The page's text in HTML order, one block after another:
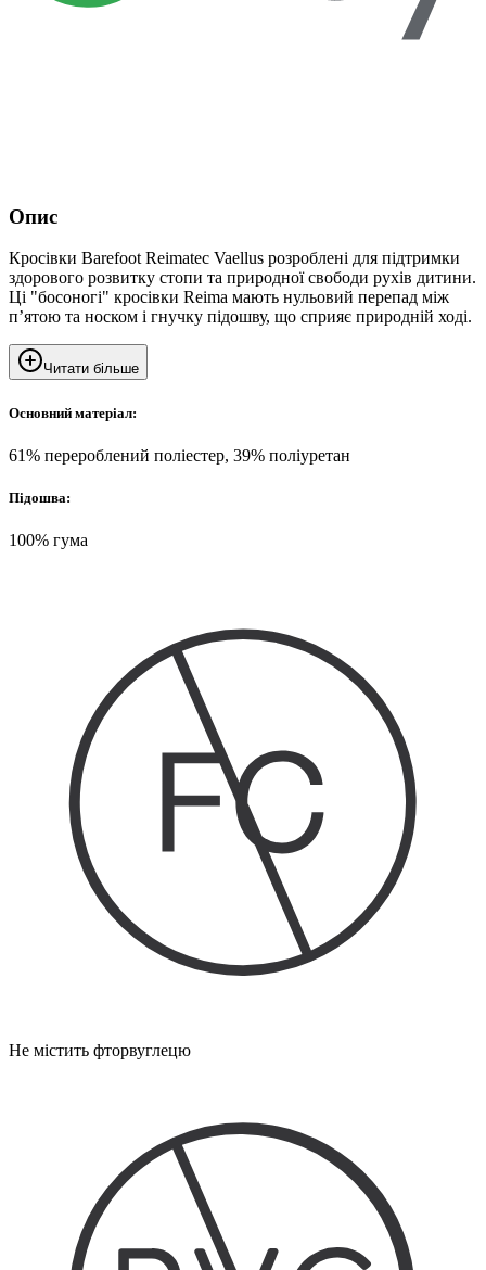
Опис
Кросівки Barefoot Reimatec Vaellus розроблені для підтримки
здорового розвитку стопи та природної свободи рухів дитини.
Ці "босоногі" кросівки Reima мають нульовий перепад між
п’ятою та носком і гнучку підошву, що сприяє природній ході.
Читати більше
Основний матеріал:
61% перероблений поліестер, 39% поліуретан
Підошва:
100% гума
Не містить фторвуглецю